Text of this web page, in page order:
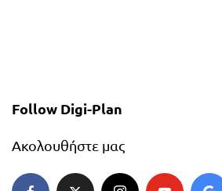
Follow Digi-Plan
Ακολουθήστε μας